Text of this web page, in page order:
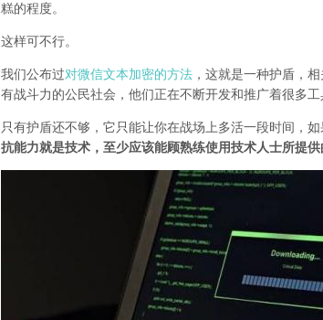
糕的程度。
这样可不行。
我们公布过对微信文本加密的方法 ，这就是一种护盾，
有战斗力的公民社会，他们正在不断开发和推广着很多
只有护盾还不够，它只能让你在战场上多活一段时间，
抗能力就是技术，至少应该能顾熟练使用技术人士所提供